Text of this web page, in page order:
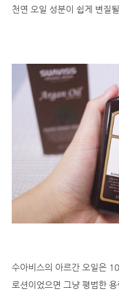
천연 오일 성분이 쉽게 변질
수아비스의 아르간 오일은
로션이었으면 그냥 평범한